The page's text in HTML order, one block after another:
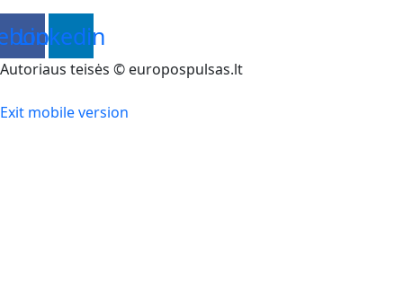
Linkedin
Autoriaus teisės © europospulsas.lt
Exit mobile version